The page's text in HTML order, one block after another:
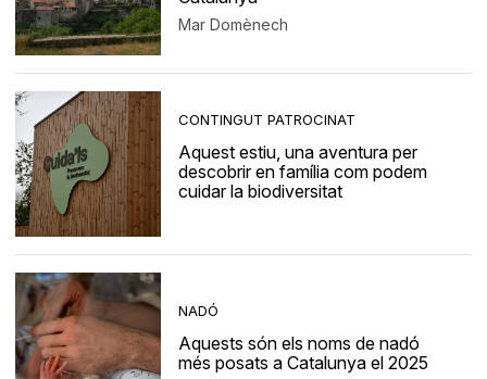
Mar Domènech
CONTINGUT PATROCINAT
Aquest estiu, una aventura per
descobrir en família com podem
cuidar la biodiversitat
NADÓ
Aquests són els noms de nadó
més posats a Catalunya el 2025